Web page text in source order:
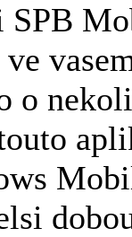
ve
o